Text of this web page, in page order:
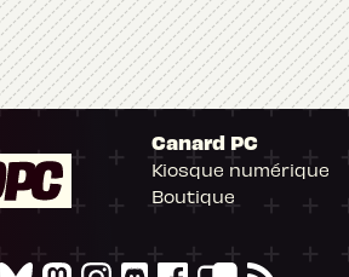
Canard PC
Kiosque numérique
Boutique